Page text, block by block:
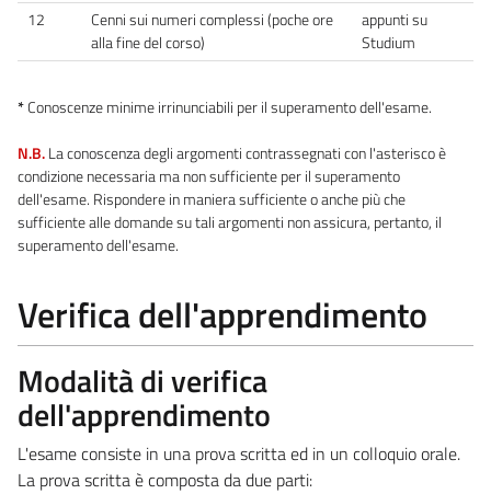
12
Cenni sui numeri complessi (poche ore
alla fine del corso)
appunti su
Studium
*Conoscenze minime irrinunciabili per il superamento dell'esame.
N.B.La conoscenza degli argomenti contrassegnati con l'asterisco è
condizione necessaria ma non sufficiente per il superamento
dell'esame. Rispondere in maniera sufficiente o anche più che
sufficiente alle domande su tali argomenti non assicura, pertanto, il
superamento dell'esame.
Verifica dell'apprendimento
Modalità di verifica
dell'apprendimento
L'esame consiste in una prova scritta ed in un colloquio orale.
La prova scritta è composta da due parti: